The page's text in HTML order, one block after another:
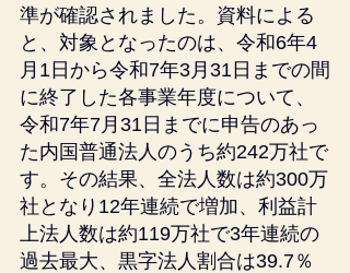
準が確認されました。資料による
と、対象となったのは、令和6年4
月1日から令和7年3月31日までの間
に終了した各事業年度について、
令和7年7月31日までに申告のあっ
た内国普通法人のうち約242万社で
す。その結果、全法人数は約300万
社となり12年連続で増加、利益計
上法人数は約119万社で3年連続の
過去最大、黒字法人割合は39.7％